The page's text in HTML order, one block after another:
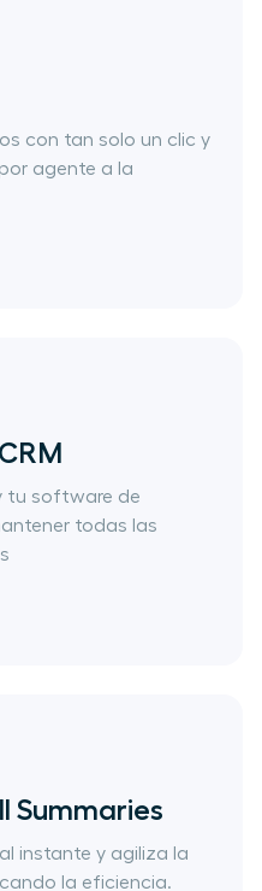
con tan solo un clic y
agente a la
tu​ ​software de
todas las
Summaries
instante y agiliza la
la eficiencia.